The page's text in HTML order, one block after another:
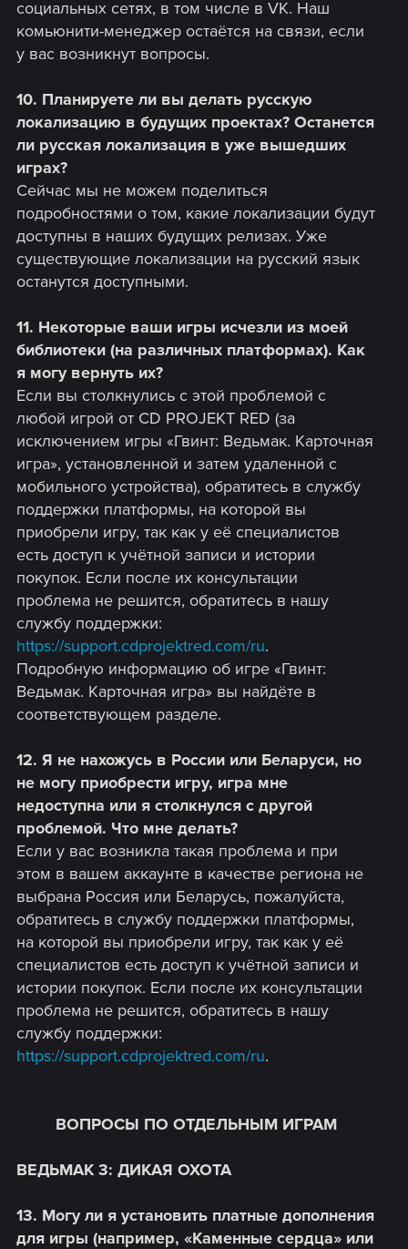
социальных сетях, в том числе в VK. Наш
комьюнити-менеджер остаётся на связи, если
у вас возникнут вопросы.
10. Планируете ли вы делать русскую
локализацию в будущих проектах? Останется
ли русская локализация в уже вышедших
играх?
Сейчас мы не можем поделиться
подробностями о том, какие локализации будут
доступны в наших будущих релизах. Уже
существующие локализации на русский язык
останутся доступными.
11. Некоторые ваши игры исчезли из моей
библиотеки (на различных платформах). Как
я могу вернуть их?
Если вы столкнулись с этой проблемой с
любой игрой от CD PROJEKT RED (за
исключением игры «Гвинт: Ведьмак. Карточная
игра», установленной и затем удаленной с
мобильного устройства), обратитесь в службу
поддержки платформы, на которой вы
приобрели игру, так как у её специалистов
есть доступ к учётной записи и истории
покупок. Если после их консультации
проблема не решится, обратитесь в нашу
службу поддержки:
https://support.cdprojektred.com/ru.
Подробную информацию об игре «Гвинт:
Ведьмак. Карточная игра» вы найдёте в
соответствующем разделе.
12. Я не нахожусь в России или Беларуси, но
не могу приобрести игру, игра мне
недоступна или я столкнулся с другой
проблемой. Что мне делать?
Если у вас возникла такая проблема и при
этом в вашем аккаунте в качестве региона не
выбрана Россия или Беларусь, пожалуйста,
обратитесь в службу поддержки платформы,
на которой вы приобрели игру, так как у её
специалистов есть доступ к учётной записи и
истории покупок. Если после их консультации
проблема не решится, обратитесь в нашу
службу поддержки:
https://support.cdprojektred.com/ru.
ВОПРОСЫ ПО ОТДЕЛЬНЫМ ИГРАМ
ВЕДЬМАК 3: ДИКАЯ ОХОТА
13. Могу ли я установить платные дополнения
для игры (например, «Каменные сердца» или